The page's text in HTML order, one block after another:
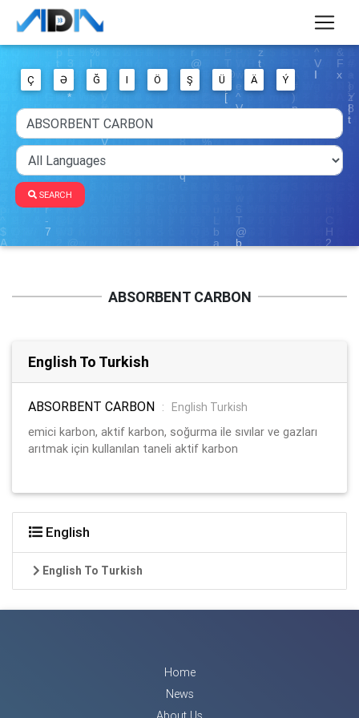
Ç Ə Ğ I Ö Ş Ü Ä Ý
SEARCH
ABSORBENT CARBON
English To Turkish
ABSORBENT CARBON :
English Turkish
emici karbon, aktif karbon, soğurma ile sıvılar ve gazları
arıtmak için kullanılan taneli aktif karbon
English
English To Turkish
Home
News